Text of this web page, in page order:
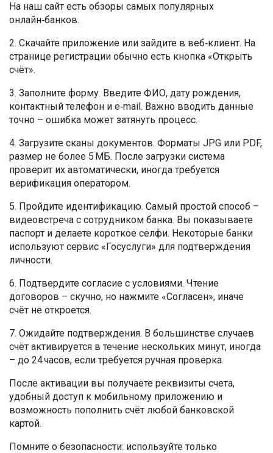
На наш сайт есть обзоры самых популярных
онлайн‑банков.
2. Скачайте приложение или зайдите в веб‑клиент. На
странице регистрации обычно есть кнопка «Открыть
счёт».
3. Заполните форму. Введите ФИО, дату рождения,
контактный телефон и e‑mail. Важно вводить данные
точно – ошибка может затянуть процесс.
4. Загрузите сканы документов. Форматы JPG или PDF,
размер не более 5 МБ. После загрузки система
проверит их автоматически, иногда требуется
верификация оператором.
5. Пройдите идентификацию. Самый простой способ –
видеовстреча с сотрудником банка. Вы показываете
паспорт и делаете короткое селфи. Некоторые банки
используют сервис «Госуслуги» для подтверждения
личности.
6. Подтвердите согласие с условиями. Чтение
договоров – скучно, но нажмите «Согласен», иначе
счёт не откроется.
7. Ожидайте подтверждения. В большинстве случаев
счёт активируется в течение нескольких минут, иногда
– до 24 часов, если требуется ручная проверка.
После активации вы получаете реквизиты счета,
удобный доступ к мобильному приложению и
возможность пополнить счёт любой банковской
картой.
Помните о безопасности: используйте только